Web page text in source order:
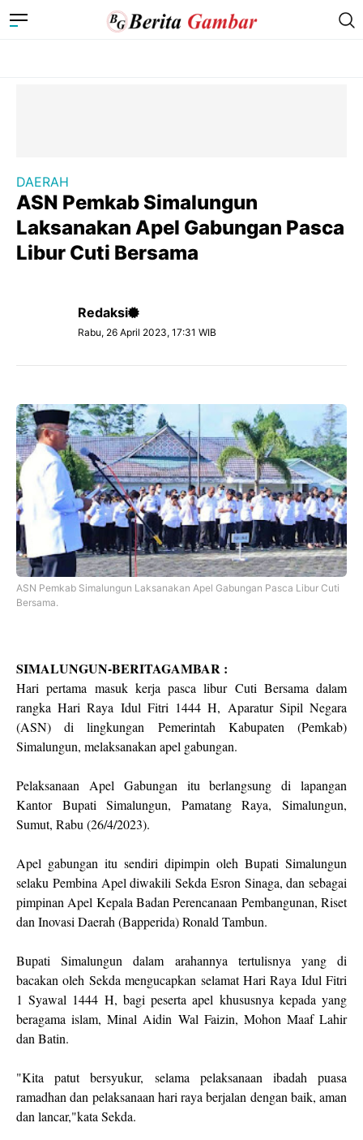
DAERAH
ASN Pemkab Simalungun
Laksanakan Apel Gabungan Pasca
Libur Cuti Bersama
Redaksi
Rabu, 26 April 2023, 17:31 WIB
ASN Pemkab Simalungun Laksanakan Apel Gabungan Pasca Libur Cuti
Bersama.
SIMALUNGUN-BERITAGAMBAR :
Hari pertama masuk kerja pasca libur Cuti Bersama dalam
rangka Hari Raya Idul Fitri 1444 H, Aparatur Sipil Negara
(ASN) di lingkungan Pemerintah Kabupaten (Pemkab)
Simalungun, melaksanakan apel gabungan.
Pelaksanaan Apel Gabungan itu berlangsung di lapangan
Kantor Bupati Simalungun, Pamatang Raya, Simalungun,
Sumut, Rabu (26/4/2023).
Apel gabungan itu sendiri dipimpin oleh Bupati Simalungun
selaku Pembina Apel diwakili Sekda Esron Sinaga, dan sebagai
pimpinan Apel Kepala Badan Perencanaan Pembangunan, Riset
dan Inovasi Daerah (Bapperida) Ronald Tambun.
Bupati Simalungun dalam arahannya tertulisnya yang di
bacakan oleh Sekda mengucapkan selamat Hari Raya Idul Fitri
1 Syawal 1444 H, bagi peserta apel khususnya kepada yang
beragama islam, Minal Aidin Wal Faizin, Mohon Maaf Lahir
dan Batin.
"Kita patut bersyukur, selama pelaksanaan ibadah puasa
ramadhan dan pelaksanaan hari raya berjalan dengan baik, aman
dan lancar,"kata Sekda.